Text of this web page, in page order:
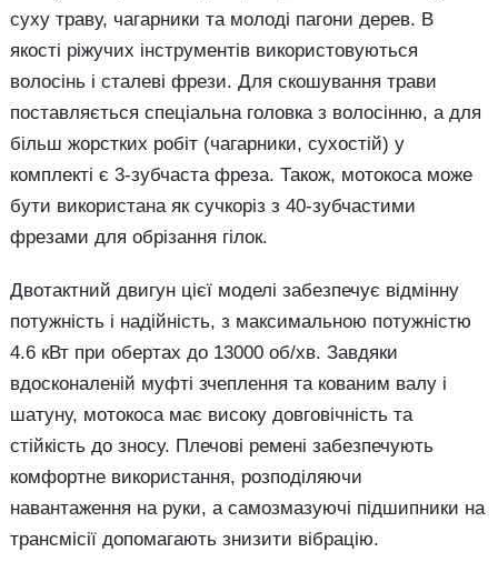
суху траву, чагарники та молоді пагони дерев. В
якості ріжучих інструментів використовуються
волосінь і сталеві фрези. Для скошування трави
поставляється спеціальна головка з волосінню, а для
більш жорстких робіт (чагарники, сухостій) у
комплекті є 3-зубчаста фреза. Також, мотокоса може
бути використана як сучкоріз з 40-зубчастими
фрезами для обрізання гілок.
Двотактний двигун цієї моделі забезпечує відмінну
потужність і надійність, з максимальною потужністю
4.6 кВт при обертах до 13000 об/хв. Завдяки
вдосконаленій муфті зчеплення та кованим валу і
шатуну, мотокоса має високу довговічність та
стійкість до зносу. Плечові ремені забезпечують
комфортне використання, розподіляючи
навантаження на руки, а самозмазуючі підшипники на
трансмісії допомагають знизити вібрацію.